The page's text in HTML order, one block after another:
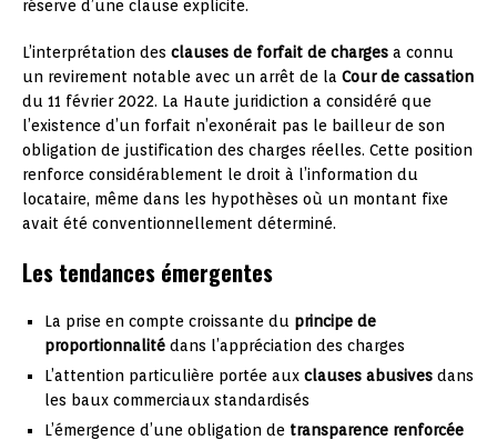
réserve d’une clause explicite.
L’interprétation des clauses de forfait de charges a connu
un revirement notable avec un arrêt de la Cour de cassation
du 11 février 2022. La Haute juridiction a considéré que
l’existence d’un forfait n’exonérait pas le bailleur de son
obligation de justification des charges réelles. Cette position
renforce considérablement le droit à l’information du
locataire, même dans les hypothèses où un montant fixe
avait été conventionnellement déterminé.
Les tendances émergentes
La prise en compte croissante du principe de
proportionnalité dans l’appréciation des charges
L’attention particulière portée aux clauses abusives dans
les baux commerciaux standardisés
L’émergence d’une obligation de transparence renforcée